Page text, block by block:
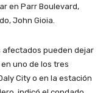
en Parr Boulevard,
John Gioia.
afectados pueden dejar
uno de los tres
City o en la estación